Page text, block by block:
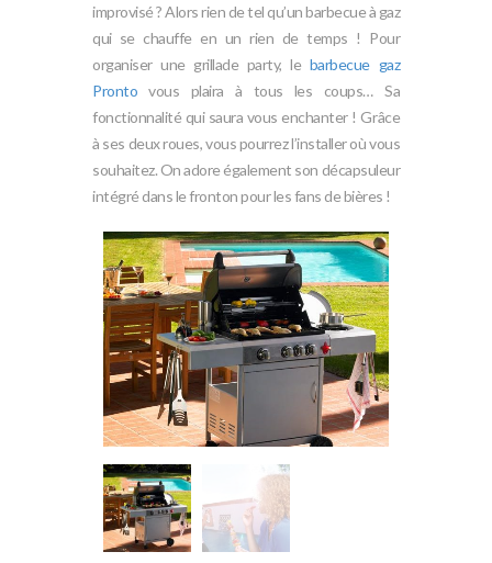
improvisé ? Alors rien de tel qu’un barbecue à gaz
qui se chauffe en un rien de temps ! Pour
organiser une grillade party, le barbecue gaz
Pronto vous plaira à tous les coups… Sa
fonctionnalité qui saura vous enchanter ! Grâce
à ses deux roues, vous pourrez l’installer où vous
souhaitez. On adore également son décapsuleur
intégré dans le fronton pour les fans de bières !